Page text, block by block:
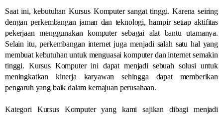
Saat ini, kebutuhan Kursus Komputer sangat tinggi. Karena seiring
dengan perkembangan jaman dan teknologi, hampir setiap aktifitas
pekerjaan menggunakan komputer sebagai alat bantu utamanya.
Selain itu, perkembangan internet juga menjadi salah satu hal yang
membuat kebutuhan untuk menguasai komputer dan internet semakin
tinggi. Kursus Komputer ini dapat menjadi sebuah solusi untuk
meningkatkan kinerja karyawan sehingga dapat memberikan
pengaruh yang baik dalam kemajuan perusahaan.
Kategori Kursus Komputer yang kami sajikan dibagi menjadi